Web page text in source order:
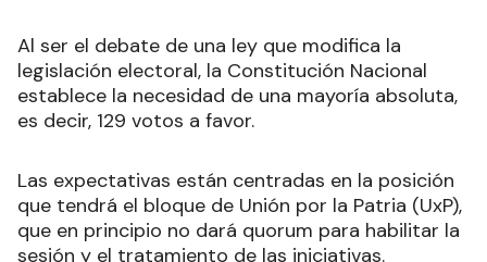
Al ser el debate de una ley que modifica la
legislación electoral, la Constitución Nacional
establece la necesidad de una mayoría absoluta,
es decir, 129 votos a favor.
Las expectativas están centradas en la posición
que tendrá el bloque de Unión por la Patria (UxP),
que en principio no dará quorum para habilitar la
sesión y el tratamiento de las iniciativas.